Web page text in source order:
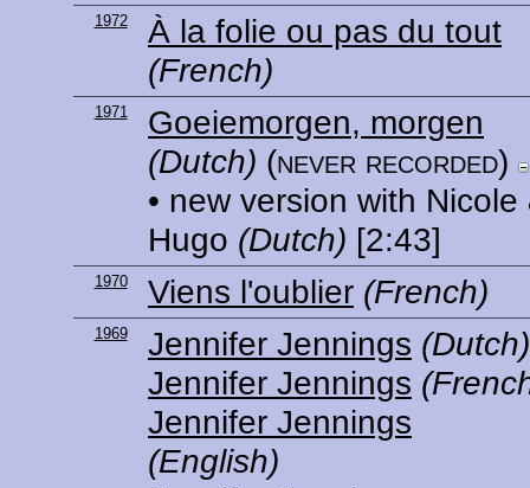
1972
À la folie ou pas du tout
(French)
1971
Goeiemorgen, morgen
(Dutch) (never recorded)
• new version with Nicole
Hugo (Dutch) [2:43]
1970 Viens l'oublier (French)
1969 Jennifer Jennings (Dutch)
Jennifer Jennings
Jennifer Jennings
(English)